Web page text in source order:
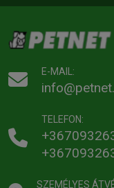
E-MAIL:
TELEFON:
SZEMÉLYES